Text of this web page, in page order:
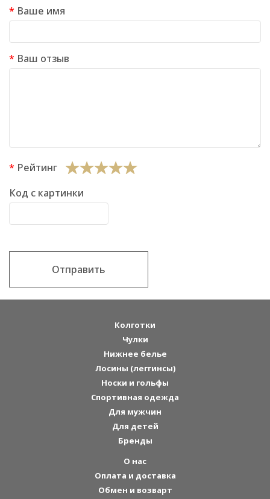
Ваше имя
Ваш отзыв
Рейтинг
Код с картинки
Отправить
Колготки
Чулки
Нижнее белье
Лосины (леггинсы)
Носки и гольфы
Спортивная одежда
Для мужчин
Для детей
Бренды
О нас
Оплата и доставка
Обмен и возварт